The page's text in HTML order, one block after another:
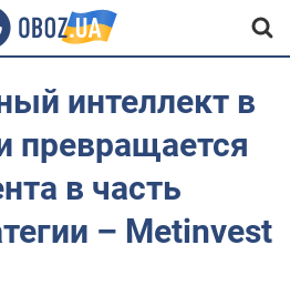
интеллект в
превращается
в часть
– Metinvest